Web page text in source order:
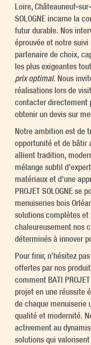
Loire, Châteauneuf-
SOLOGNE incarne la
futur durable. Nos
éprouvée et notre
partenaire de choix,
les plus exigeantes
prix optimal. Nous
réalisations lors de
contacter directement
obtenir un devis sur
Notre ambition est de
opportunité et de bâtir
allient tradition,
mélange subtil
matériaux et d'une
PROJET SOLOGNE
menuiseries bois
solutions complètes et
chaleureusement nos
déterminés à innover
Pour finir, n'hésitez
offertes par nos
comment BATI
projet en une réussite
de chaque menuiserie
qualité et modernité.
activement au
solutions qui